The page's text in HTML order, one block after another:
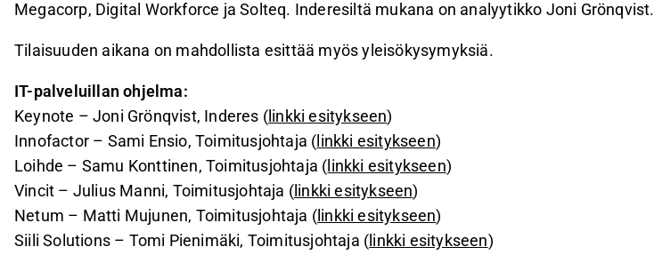
Megacorp, Digital Workforce ja Solteq. Inderesiltä mukana on analyytikko Joni Grönqvist.
Tilaisuuden aikana on mahdollista esittää myös yleisökysymyksiä.
IT-palveluillan ohjelma:
​Keynote – Joni Grönqvist, Inderes ( linkki esitykseen)
Innofactor – Sami Ensio, Toimitusjohtaja ( linkki esitykseen)
​Loihde – Samu Konttinen, Toimitusjohtaja ( linkki esitykseen)
Vincit – Julius Manni, Toimitusjohtaja ( linkki esitykseen)
Netum – Matti Mujunen, Toimitusjohtaja ( linkki esitykseen)
Siili Solutions – Tomi Pienimäki, Toimitusjohtaja ( linkki esitykseen)